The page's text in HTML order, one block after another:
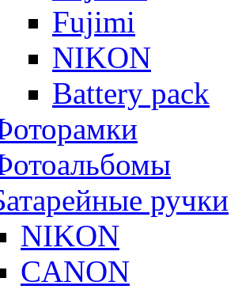
Fujimi
NIKON
Battery pack
ручки
NIKON
CANON